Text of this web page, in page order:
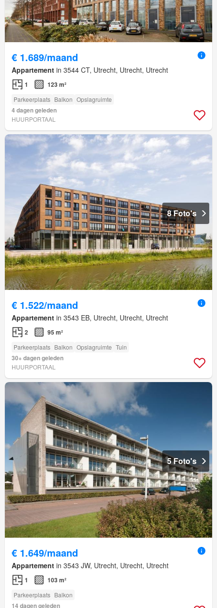
€ 1.689/maand
Appartement in 3544 CT, Utrecht, Utrecht, Utrecht
1 123 m²
Parkeerplaats Balkon Opslagruimte
4 dagen geleden
HUURPORTAAL
8 Foto's
€ 1.522/maand
Appartement in 3543 EB, Utrecht, Utrecht, Utrecht
2 95 m²
Parkeerplaats Balkon Opslagruimte Tuin
30+ dagen geleden
HUURPORTAAL
5 Foto's
€ 1.649/maand
Appartement in 3543 JW, Utrecht, Utrecht, Utrecht
1 103 m²
Parkeerplaats Balkon
14 dagen geleden